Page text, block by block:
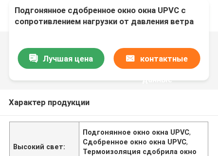
Подгонянное сдобренное окно окна UPVC с
сопротивлением нагрузки от давления ветра
Лучшая цена контактные
данные
Характер продукции
Высокий свет:
Подгонянное окно окна UPVC,
Сдобренное окно окна UPVC,
Термоизоляция сдобрила окно